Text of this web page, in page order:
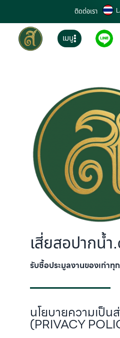
ติดต่อเรา
เมนู
เสี่ยสอปากน้ำ
รับซื้อประมูลงานของเก่า
นโยบายความเป็น
(PRIVACY